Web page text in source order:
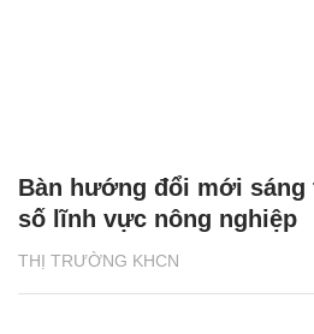
THỊ TRƯỜNG KHCN
Bàn hướng đổi mới sáng
số lĩnh vực nông nghiệp